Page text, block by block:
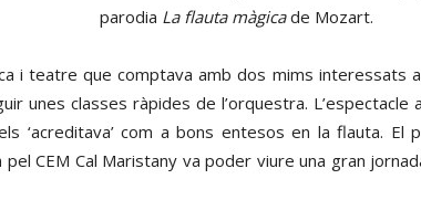
parodia La flauta màgicade Mozart.
i teatre que comptava amb dos mims interessats
unes classes ràpides de l’orquestra. L’espectacle
‘acreditava’ com a bons entesos en la flauta. El
CEM Cal Maristany va poder viure una gran